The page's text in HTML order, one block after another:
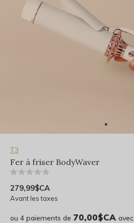
T3
Fer à friser BodyWaver
279,99$CA
Avant les taxes
ou 4 paiements de 70,00$CA avec